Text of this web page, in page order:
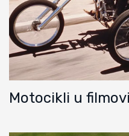
Motocikli u